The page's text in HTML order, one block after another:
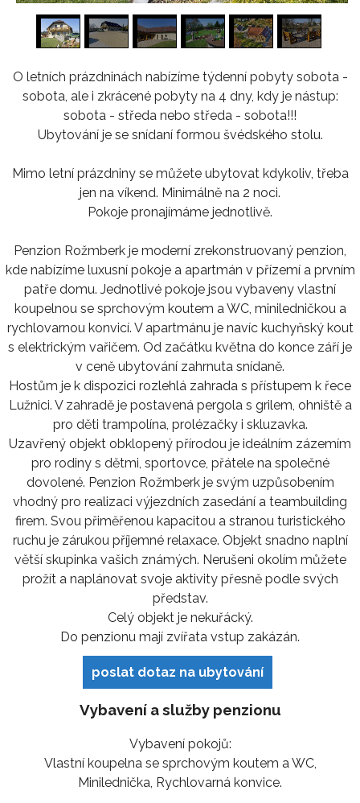
O letních prázdninách nabízíme týdenní pobyty sobota -
sobota, ale i zkrácené pobyty na 4 dny, kdy je nástup:
sobota - středa nebo středa - sobota!!!
Ubytování je se snídaní formou švédského stolu.
Mimo letní prázdniny se můžete ubytovat kdykoliv, třeba
jen na víkend. Minimálně na 2 noci.
Pokoje pronajímáme jednotlivě.
Penzion Rožmberk je moderní zrekonstruovaný penzion,
kde nabízíme luxusní pokoje a apartmán v přízemí a prvním
patře domu. Jednotlivé pokoje jsou vybaveny vlastní
koupelnou se sprchovým koutem a WC, miniledničkou a
rychlovarnou konvicí. V apartmánu je navíc kuchyňský kout
s elektrickým vařičem. Od začátku května do konce září je
v ceně ubytování zahrnuta snídaně.
Hostům je k dispozici rozlehlá zahrada s přístupem k řece
Lužnici. V zahradě je postavená pergola s grilem, ohniště a
pro děti trampolína, prolézačky i skluzavka.
Uzavřený objekt obklopený přírodou je ideálním zázemím
pro rodiny s dětmi, sportovce, přátele na společné
dovolené. Penzion Rožmberk je svým uzpůsobením
vhodný pro realizaci výjezdních zasedání a teambuilding
firem. Svou přiměřenou kapacitou a stranou turistického
ruchu je zárukou příjemné relaxace. Objekt snadno naplní
větší skupinka vašich známých. Nerušeni okolím můžete
prožít a naplánovat svoje aktivity přesně podle svých
představ.
Celý objekt je nekuřácký.
Do penzionu mají zvířata vstup zakázán.
poslat dotaz na ubytování
Vybavení a služby penzionu
Vybavení pokojů:
Vlastní koupelna se sprchovým koutem a WC,
Minilednička, Rychlovarná konvice.